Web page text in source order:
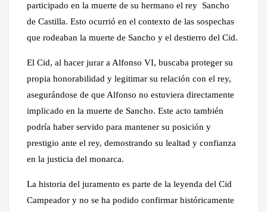
participado en la muerte de su hermano el rey Sancho
de Castilla. Esto ocurrió en el contexto de las sospechas
que rodeaban la muerte de Sancho y el destierro del Cid.
El Cid, al hacer jurar a Alfonso VI, buscaba proteger su
propia honorabilidad y legitimar su relación con el rey,
asegurándose de que Alfonso no estuviera directamente
implicado en la muerte de Sancho. Este acto también
podría haber servido para mantener su posición y
prestigio ante el rey, demostrando su lealtad y confianza
en la justicia del monarca.
La historia del juramento es parte de la leyenda del Cid
Campeador y no se ha podido confirmar históricamente